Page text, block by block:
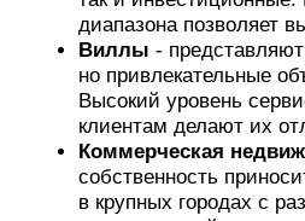
диапазона позволяет
Виллы -
но привлекательные
Высокий уровень
клиентам делают их
Коммерческая
собственность
в крупных городах с